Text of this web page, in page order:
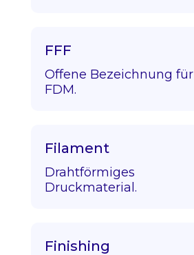
FFF
Offene Bezeichnung für
FDM.
Filament
Drahtförmiges
Druckmaterial.
Finishing